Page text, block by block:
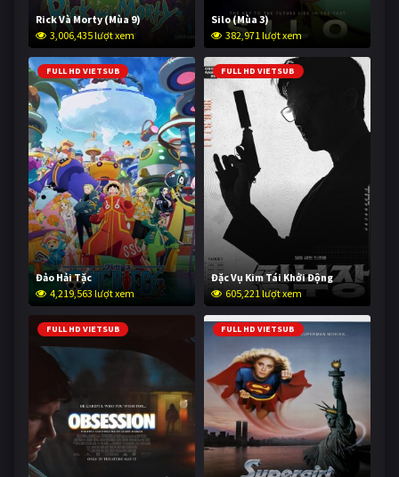
Rick Và Morty (Mùa 9)
3,006,435 lượt xem
Silo (Mùa 3)
382,971 lượt xem
FULL HD VIETSUB
Đảo Hải Tặc
4,219,563 lượt xem
FULL HD VIETSUB
Đặc Vụ Kim Tái Khởi Động
605,221 lượt xem
FULL HD VIETSUB FULL HD VIETSUB